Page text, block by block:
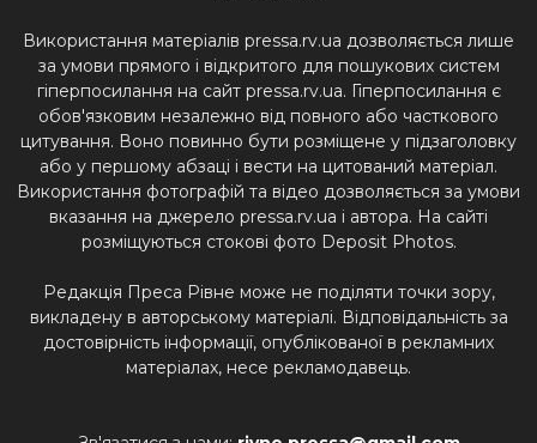
Використання матеріалів pressa.rv.ua дозволяється лише
за умови прямого і відкритого для пошукових систем
гіперпосилання на сайт pressa.rv.ua. Гіперпосилання є
обов'язковим незалежно від повного або часткового
цитування. Воно повинно бути розміщене у підзаголовку
або у першому абзаці і вести на цитований матеріал.
Використання фотографій та відео дозволяється за умови
вказання на джерело pressa.rv.ua і автора. На сайті
розміщуються стокові фото Deposit Photos.
Редакція Преса Рівне може не поділяти точки зору,
викладену в авторському матеріалі. Відповідальність за
достовірність інформації, опублікованої в рекламних
матеріалах, несе рекламодавець.